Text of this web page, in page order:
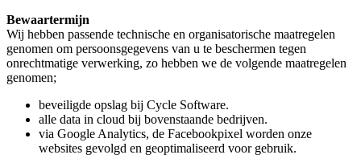
Bewaartermijn
Wij hebben passende technische en organisatorische maatregelen
genomen om persoonsgegevens van u te beschermen tegen
onrechtmatige verwerking, zo hebben we de volgende maatregelen
genomen;
beveiligde opslag bij Cycle Software.
alle data in cloud bij bovenstaande bedrijven.
via Google Analytics, de Facebookpixel worden onze
websites gevolgd en geoptimaliseerd voor gebruik.